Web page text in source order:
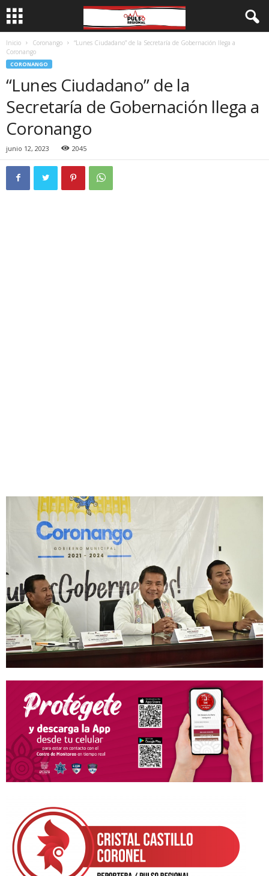
Inicio Coronango
“Lunes Ciudadano” de la Secretaría de Gobernación llega a
Coronango
CORONANGO
“Lunes Ciudadano” de la
Secretaría de Gobernación llega a
Coronango
junio 12, 2023 2045